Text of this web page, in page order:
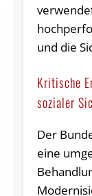
und die
Kritische
sozialer
Der
eine